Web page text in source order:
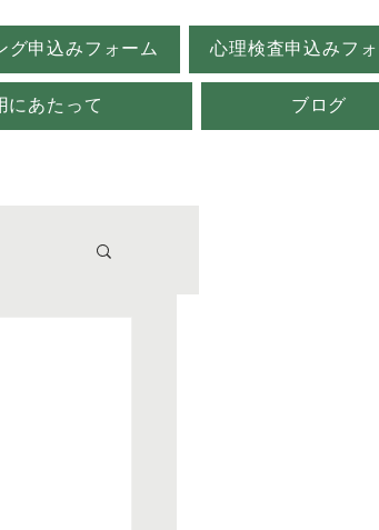
グ申込みフォーム 心理検査申込みフ
にあたって ブログ